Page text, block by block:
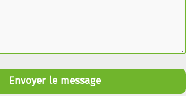
Envoyer le message